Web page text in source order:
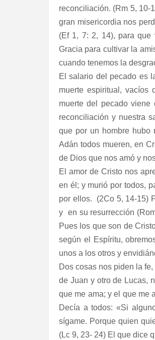
reconciliación. (Rm 5, 10-
gran misericordia nos
(Ef 1, 7: 2, 14), para que
Gracia para cultivar la
cuando tenemos la
El salario del pecado es
muerte espiritual,
muerte del pecado
reconciliación y nuestra
que por un hombre hubo
Adán todos mueren, en
de Dios que nos amó y
El amor de Cristo nos
en él; y murió por todos,
por ellos. (2Co 5, 14-15)
y en su resurrección
Pues los que son de
según el Espíritu,
unos a los otros y
Dos cosas nos piden la
de Juan y otro de Lucas,
que me ama; y el que me
Decía a todos: «Si
sígame. Porque quien
(Lc 9, 23- 24) El que dice